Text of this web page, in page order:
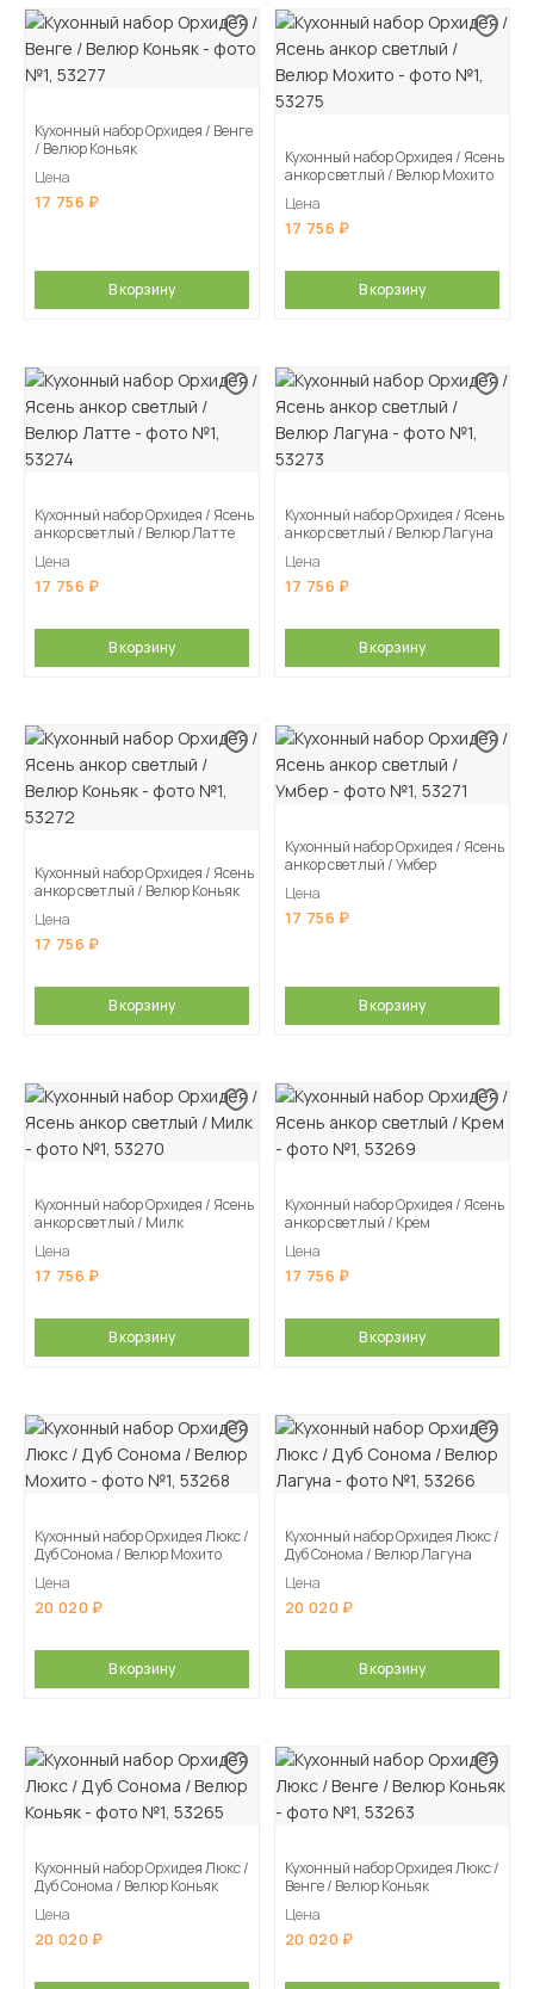
Кухонный набор Орхидея / Венге
/ Велюр Коньяк
Цена
17 756
В корзину
Кухонный набор Орхидея / Ясень
анкор светлый / Велюр Мохито
Цена
17 756
В корзину
Кухонный набор Орхидея / Ясень
анкор светлый / Велюр Латте
Цена
17 756
В корзину
Кухонный набор Орхидея / Ясень
анкор светлый / Велюр Лагуна
Цена
17 756
В корзину
Кухонный набор Орхидея / Ясень
анкор светлый / Велюр Коньяк
Цена
17 756
В корзину
Кухонный набор Орхидея / Ясень
анкор светлый / Умбер
Цена
17 756
В корзину
Кухонный набор Орхидея / Ясень
анкор светлый / Милк
Цена
17 756
В корзину
Кухонный набор Орхидея / Ясень
анкор светлый / Крем
Цена
17 756
В корзину
Кухонный набор Орхидея Люкс /
Дуб Сонома / Велюр Мохито
Цена
20 020
В корзину
Кухонный набор Орхидея Люкс /
Дуб Сонома / Велюр Лагуна
Цена
20 020
В корзину
Кухонный набор Орхидея Люкс /
Дуб Сонома / Велюр Коньяк
Цена
20 020
Кухонный набор Орхидея Люкс /
Венге / Велюр Коньяк
Цена
20 020